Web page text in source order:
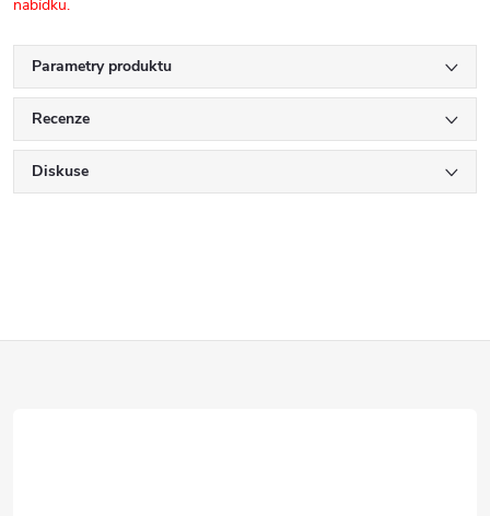
nabídku.
Parametry produktu
Recenze
Diskuse